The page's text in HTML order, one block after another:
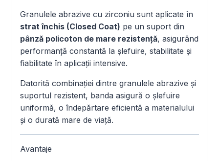
Granulele abrazive cu zirconiu sunt aplicate în
strat închis (Closed Coat) pe un suport din
pânză policoton de mare rezistență, asigurând
performanță constantă la șlefuire, stabilitate și
fiabilitate în aplicații intensive.
Datorită combinației dintre granulele abrazive și
suportul rezistent, banda asigură o șlefuire
uniformă, o îndepărtare eficientă a materialului
și o durată mare de viață.
Avantaje